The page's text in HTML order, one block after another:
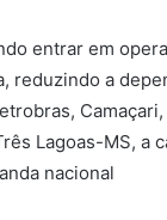
entrar em
reduzindo a
Lagoas-MS, a
nacional